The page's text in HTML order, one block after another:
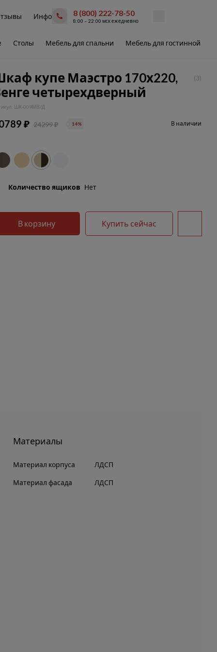
Инфо 8 (800) 222-78-50
8:00 – 22:00 мск ежедневно
Столы Мебель для спальни Мебель для гостинной
купе Маэстро 170х220,
четырехдверный
(3)
ШК-009МВ/Д
₽ 24299 ₽ 14% В наличии
Количество ящиков Нет
В корзину Купить сейчас
Материалы
Материал корпуса ЛДСП
Материал фасада ЛДСП